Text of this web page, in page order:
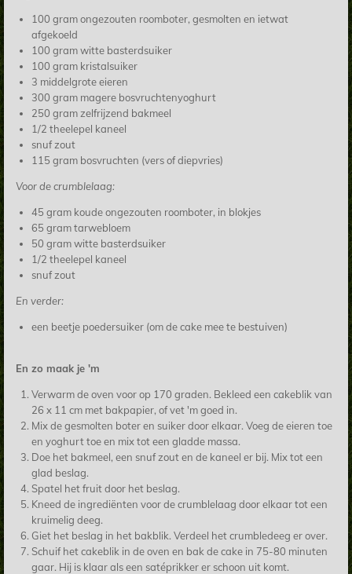
100 gram ongezouten roomboter, gesmolten en ietwat
afgekoeld
100 gram witte basterdsuiker
100 gram kristalsuiker
3 middelgrote eieren
300 gram magere bosvruchtenyoghurt
250 gram zelfrijzend bakmeel
1/2 theelepel kaneel
snuf zout
115 gram bosvruchten (vers of diepvries)
Voor de crumblelaag:
45 gram koude ongezouten roomboter, in blokjes
65 gram tarwebloem
50 gram witte basterdsuiker
1/2 theelepel kaneel
snuf zout
En verder:
een beetje poedersuiker (om de cake mee te bestuiven)
En zo maak je 'm
Verwarm de oven voor op 170 graden. Bekleed een cakeblik van
26 x 11 cm met bakpapier, of vet 'm goed in.
Mix de gesmolten boter en suiker door elkaar. Voeg de eieren toe
en yoghurt toe en mix tot een gladde massa.
Doe het bakmeel, een snuf zout en de kaneel er bij. Mix tot een
glad beslag.
Spatel het fruit door het beslag.
Kneed de ingrediënten voor de crumblelaag door elkaar tot een
kruimelig deeg.
Giet het beslag in het bakblik. Verdeel het crumbledeeg er over.
Schuif het cakeblik in de oven en bak de cake in 75-80 minuten
gaar. Hij is klaar als een satéprikker er schoon uit komt.